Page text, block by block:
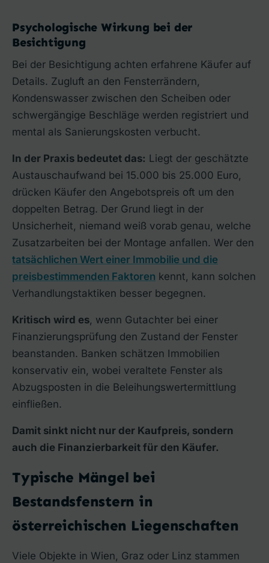
Psychologische Wirkung bei der
Besichtigung
Bei der Besichtigung achten erfahrene Käufer auf
Details. Zugluft an den Fensterrändern,
Kondenswasser zwischen den Scheiben oder
schwergängige Beschläge werden registriert und
mental als Sanierungskosten verbucht.
In der Praxis bedeutet das: Liegt der geschätzte
Austauschaufwand bei 15.000 bis 25.000 Euro,
drücken Käufer den Angebotspreis oft um den
doppelten Betrag. Der Grund liegt in der
Unsicherheit, niemand weiß vorab genau, welche
Zusatzarbeiten bei der Montage anfallen. Wer den
tatsächlichen Wert einer Immobilie und die
preisbestimmenden Faktoren kennt, kann solchen
Verhandlungstaktiken besser begegnen.
Kritisch wird es , wenn Gutachter bei einer
Finanzierungsprüfung den Zustand der Fenster
beanstanden. Banken schätzen Immobilien
konservativ ein, wobei veraltete Fenster als
Abzugsposten in die Beleihungswertermittlung
einfließen.
Damit sinkt nicht nur der Kaufpreis, sondern
auch die Finanzierbarkeit für den Käufer.
Typische Mängel bei
Bestandsfenstern in
österreichischen Liegenschaften
Viele Objekte in Wien, Graz oder Linz stammen